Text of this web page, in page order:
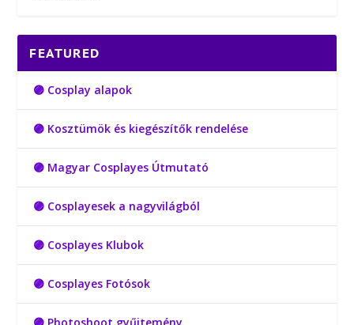
FEATURED
🟣 Cosplay alapok
🟣 Kosztümök és kiegészítők rendelése
🟣 Magyar Cosplayes Útmutató
🟣 Cosplayesek a nagyvilágból
🟣 Cosplayes Klubok
🟣 Cosplayes Fotósok